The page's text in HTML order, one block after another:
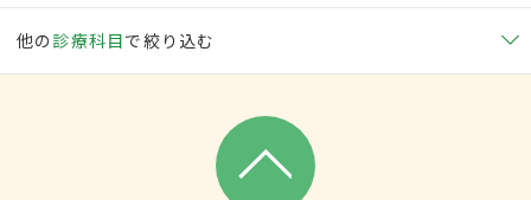
他の 診療科目で絞り込む